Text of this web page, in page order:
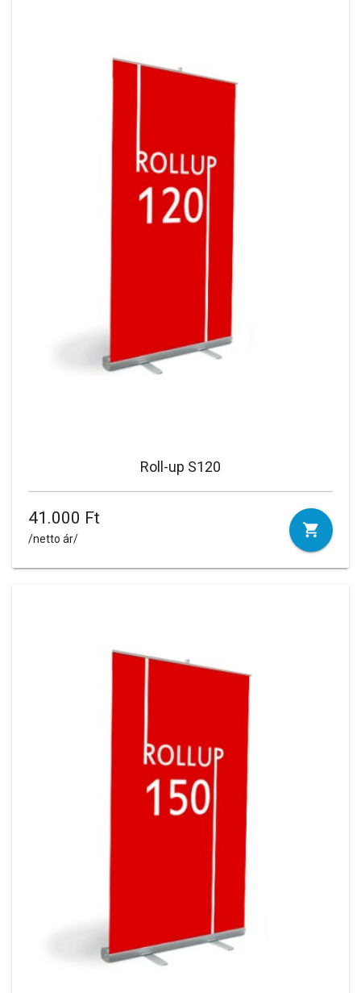
Roll-up S120
41.000 Ft
/netto ár/